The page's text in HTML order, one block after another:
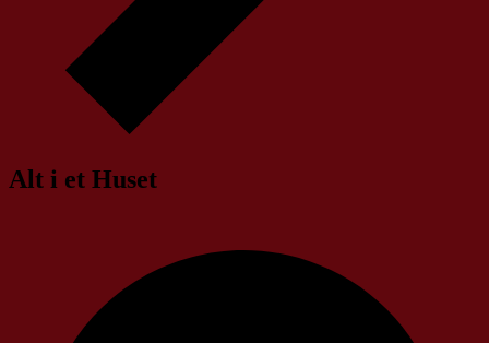
Alt i et Huset